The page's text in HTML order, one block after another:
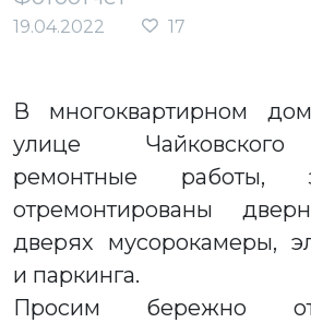
19.04.2022 17
В многоквартирном
улице
ремонтные работы,
отремонтированы
дверях мусорокамеры,
и паркинга.
Просим бережно